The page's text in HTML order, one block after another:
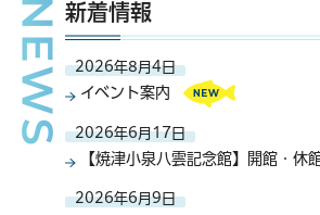
新着情報
2026年8月4日
イベント案内
2026年6月17日
【焼津小泉八雲記念館】開館・休
2026年6月9日